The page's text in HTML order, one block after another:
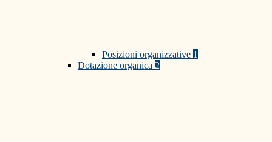
Posizioni organizzative 1
Dotazione organica 2